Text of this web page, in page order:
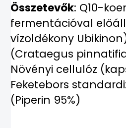
Összetevők: Q10-
fermentációval
vízoldékony
(Crataegus
Növényi cellulóz
Feketebors
(Piperin 95%)